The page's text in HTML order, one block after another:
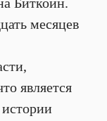
месяцев
является